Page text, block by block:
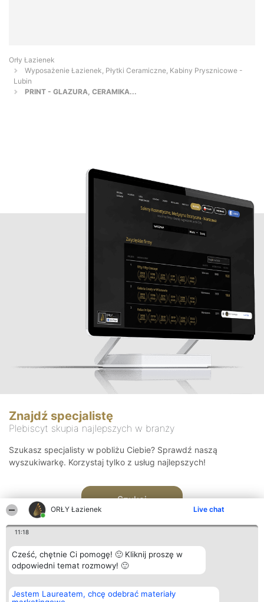
ORŁY Łazienek Live chat
11:18
Cześć, chętnie Ci pomogę! 🙂 Kliknij proszę w
odpowiedni temat rozmowy! 🙂
Jestem Laureatem, chcę odebrać materiały
Orły Łazienek
Wyposażenie Łazienek, Płytki Ceramiczne, Kabiny Prysznicowe -
Lubin
PRINT - GLAZURA, CERAMIKA...
Znajdź specjalistę
Plebiscyt skupia najlepszych w branży
Szukasz specjalisty w pobliżu Ciebie? Sprawdź naszą
wyszukiwarkę. Korzystaj tylko z usług najlepszych!
Szukaj
Organizator plebiscytu
Bright Side Solutions sp. z o.
Plebiscyt
Laureaci
Kontakt
Kontakt